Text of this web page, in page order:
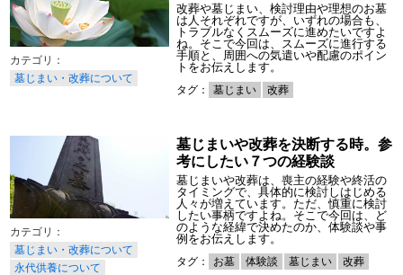
墓じまい・改葬について
改葬や墓じまい、検討理由や理想のお墓
は人それぞれですが、いずれの場合も、
トラブルなくスムーズに進めたいですよ
ね。そこで今回は、スムーズに進行する
手順と、周囲への気遣いや配慮のポイン
トをお伝えします。
タグ： 墓じまい 改葬
墓じまい・改葬について
永代供養について
墓じまいや改葬を決断する時。参
考にしたい７つの経験談
墓じまいや改葬は、喪主の経験や終活の
タイミングで、具体的に検討しはじめる
人々が増えています。ただ、慎重に検討
したい事柄ですよね。そこで今回は、ど
のような経緯で決めたのか、体験談や事
例をお伝えします。
タグ： お墓 体験談 墓じまい 改葬